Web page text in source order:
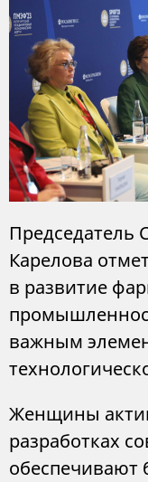
Председатель
Карелова
в развитие
важным
Женщины
разработках
обеспечивают